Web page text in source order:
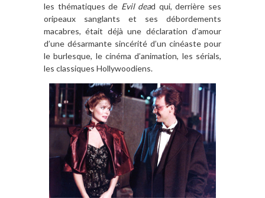
les thématiques de Evil dead qui, derrière ses
oripeaux sanglants et ses débordements
macabres, était déjà une déclaration d’amour
d’une désarmante sincérité d’un cinéaste pour
le burlesque, le cinéma d’animation, les sérials,
les classiques Hollywoodiens.